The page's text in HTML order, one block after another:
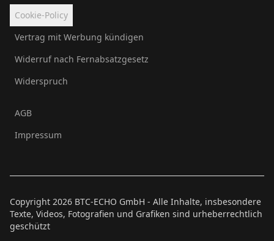
Cookie-Policy
Vertrag mit Werbung kündigen
Widerruf nach Fernabsatzgesetz
Widerspruch
AGB
Impressum
Copyright 2026 BTC-ECHO GmbH - Alle Inhalte, insbesondere
Texte, Videos, Fotografien und Grafiken sind urheberrechtlich
geschützt